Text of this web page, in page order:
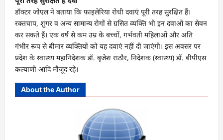
डॉक्टर जोएल ने बताया कि फाइलेरिया रोधी दवाएं पूरी तरह सुरक्षित हैं।
रक्तचाप, शुगर व अन्य सामान्य रोगों से ग्रसित व्यक्ति भी इन दवाओं का सेवन
कर सकते हैं। एक वर्ष से कम उम्र के बच्चों, गर्भवती महिलाओं और अति
गंभीर रूप से बीमार व्यक्तियों को यह दवाएं नहीं दी जाएंगी। इस अवसर पर
प्रदेश के स्वास्थ्य महानिदेशक डॉ. बृजेश राठौर, निदेशक (स्वास्थ्य) डॉ. बीपीएस
कल्याणी आदि मौजूद रहे।
About the Author